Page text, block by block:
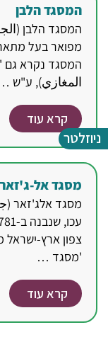
המסגד הלבן
המסגד הלבן
המסגד נקרא גם
المغازي), ע"ש
קרא עוד
מסגד אל-ג'זאר
מסגד אלג'זאר
צפון ארץ-
'מסגד …
קרא עוד
ניוזלטר